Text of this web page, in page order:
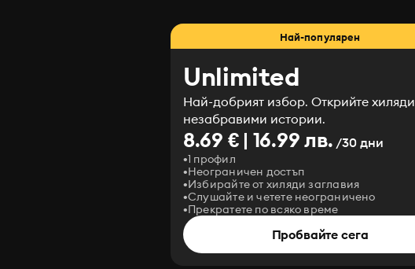
Най-популярен
Unlimited
Най-добрият избор. Открийте хиляди
незабравими истории.
8.69 € | 16.99 лв. /30 дни
1 профил
Неограничен достъп
Избирайте от хиляди заглавия
Слушайте и четете неограничено
Прекратете по всяко време
Пробвайте сега